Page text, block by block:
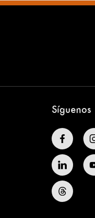
Síguenos